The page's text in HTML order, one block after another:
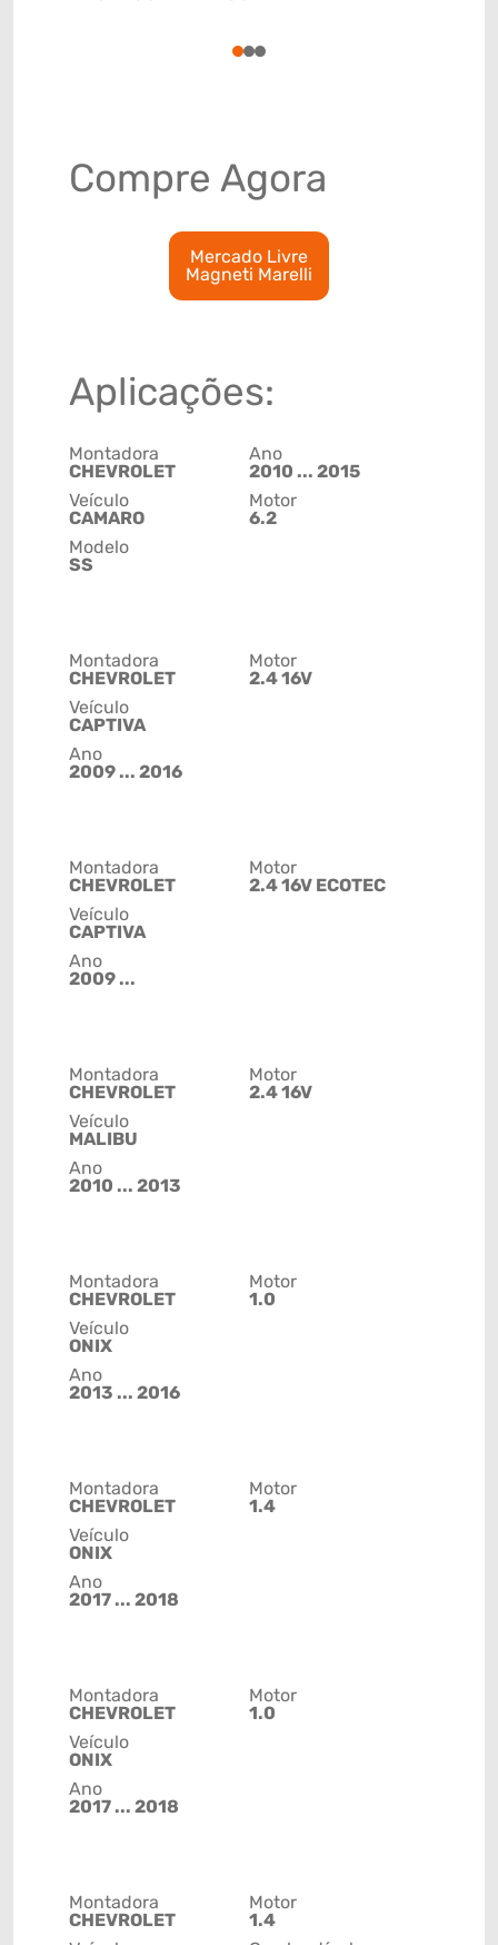
123
Compre Agora
Mercado Livre
Magneti Marelli
Aplicações:
Montadora
CHEVROLET
Veículo
CAMARO
Modelo
SS
Ano
2010 ... 2015
Motor
6.2
Montadora
CHEVROLET
Veículo
CAPTIVA
Ano
2009 ... 2016
Motor
2.4 16V
Montadora
CHEVROLET
Veículo
CAPTIVA
Ano
2009 ...
Motor
2.4 16V ECOTEC
Montadora
CHEVROLET
Veículo
MALIBU
Ano
2010 ... 2013
Motor
2.4 16V
Montadora
CHEVROLET
Veículo
ONIX
Ano
2013 ... 2016
Motor
1.0
Montadora
CHEVROLET
Veículo
ONIX
Ano
2017 ... 2018
Motor
1.4
Montadora
CHEVROLET
Veículo
ONIX
Ano
2017 ... 2018
Motor
1.0
Montadora
CHEVROLET
Motor
1.4